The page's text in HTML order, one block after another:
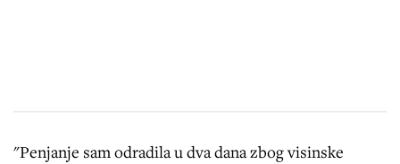
"Penjanje sam odradila u dva dana zbog visinske